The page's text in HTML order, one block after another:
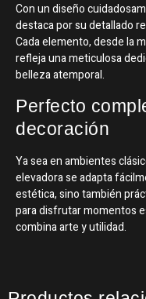
Con un diseño
destaca por su detallado
Cada elemento, desde la
refleja una meticulosa
belleza atemporal.
Perfecto
decoración
Ya sea en ambientes
elevadora se adapta
estética, sino también
para disfrutar momentos
combina arte y utilidad.